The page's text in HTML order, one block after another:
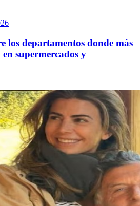
los departamentos donde más
supermercados y